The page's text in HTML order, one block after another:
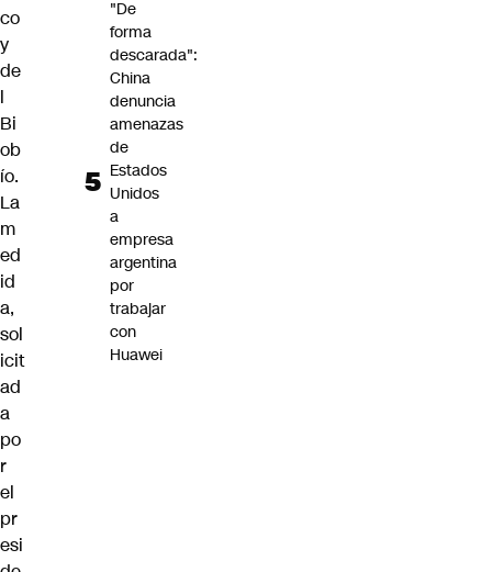
co
y
de
l
Bi
ob
ío.
La
m
ed
id
a,
sol
icit
ad
a
po
r
el
pr
esi
"De
forma
descarada":
China
denuncia
amenazas
de
Estados
Unidos
a
empresa
argentina
por
trabajar
con
Huawei